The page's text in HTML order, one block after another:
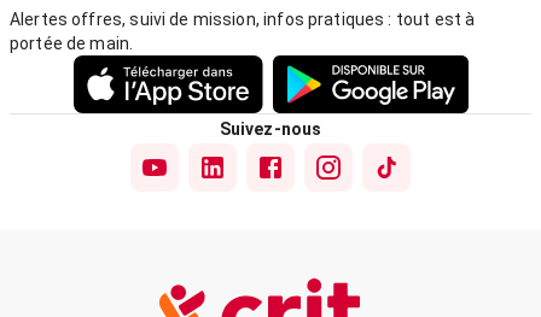
Alertes offres, suivi de mission, infos pratiques : tout est à
portée de main.
Suivez-nous